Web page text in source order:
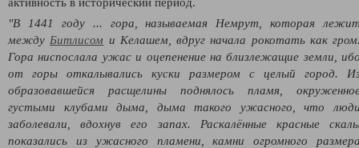
"В 1441 году ... гора, называемая Немрут, которая
между Битлисом и Келашем, вдруг начала рокотать как
Гора ниспослала ужас и оцепенение на близлежащие земли,
от горы откалывались куски размером с целый город.
образовавшейся расщелины поднялось пламя,
густыми клубами дыма, дыма такого ужасного, что
заболевали, вдохнув его запах. Раскалённые красные
показались из ужасного пламени, камни огромного